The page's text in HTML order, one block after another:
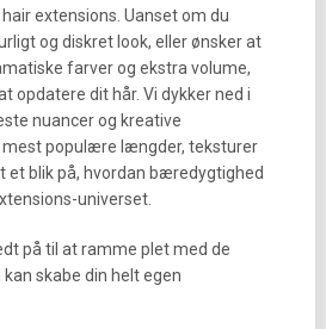
extensions. Uanset om du
og diskret look, eller ønsker at
farver og ekstra volume,
opdatere dit hår. Vi dykker ned i
nuancer og kreative
populære længder, teksturer
et blik på, hvordan bæredygtighed
universet.
på til at ramme plet med de
skabe din helt egen